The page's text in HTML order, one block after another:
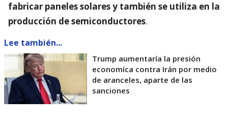
fabricar paneles solares y también se utiliza en la
producción de semiconductores.
Lee también...
Trump aumentaría la presión
economíca contra Irán por medio
de aranceles, aparte de las
sanciones